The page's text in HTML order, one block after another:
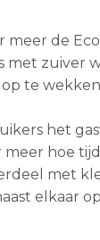
meer de
zuiver
te
het
hoe
met
elkaar